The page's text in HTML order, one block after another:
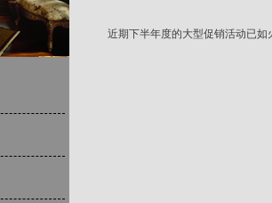
近期下半年度的大型促销活动已如